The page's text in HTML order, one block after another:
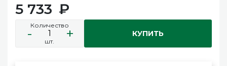
5 733
Количество
- +
шт.
КУПИТЬ